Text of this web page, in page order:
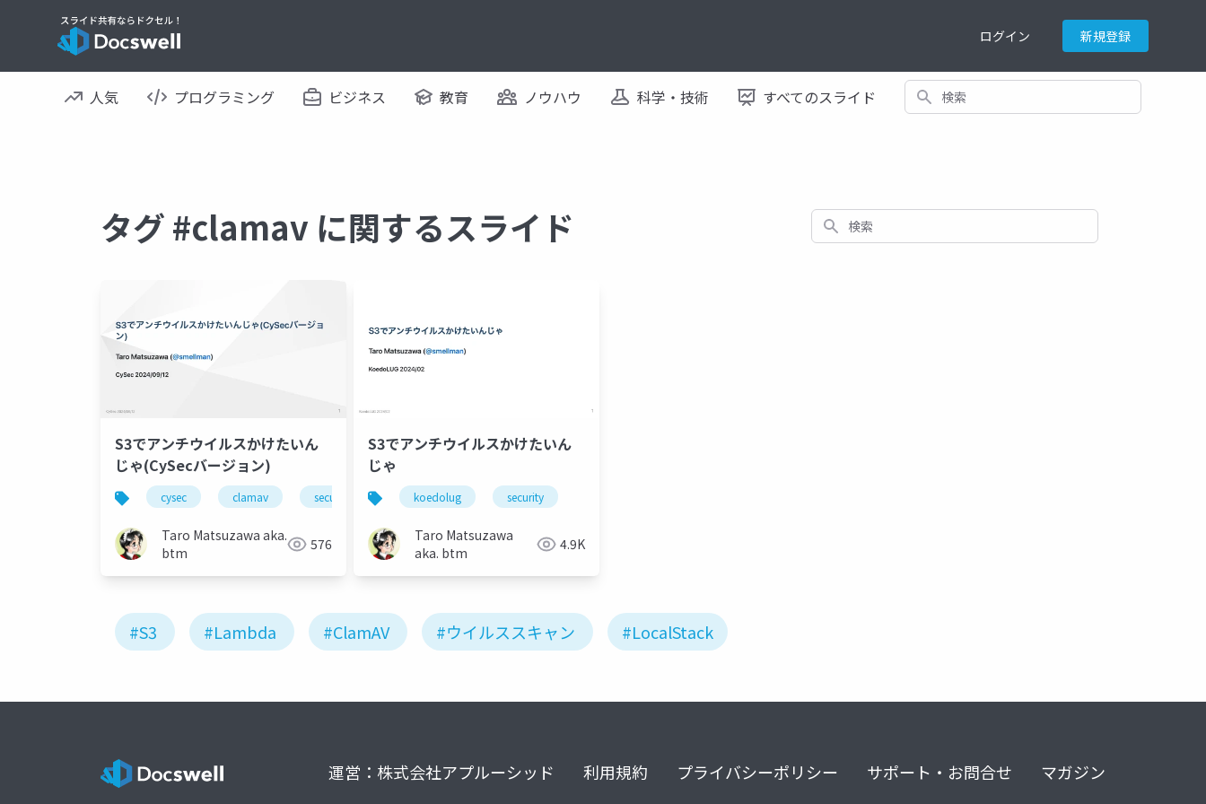
ログイン 新規登録
人気 プログラミング ビジネス 教育 ノウハウ 科学・技術 すべてのスライド 検索
タグ #clamav に関するスライド 検索
S3でアンチウイルスかけたいん
じゃ(CySecバージョン)
cysec clamav security
Taro Matsuzawa aka.
btm
576
S3でアンチウイルスかけたいん
じゃ
koedolug security
Taro Matsuzawa
aka. btm
4.9K
#S3 #Lambda #ClamAV #ウイルススキャン #LocalStack
運営：株式会社アプルーシッド 利用規約 プライバシーポリシー サポート・お問合せ マガジン